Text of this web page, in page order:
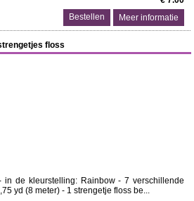
Meer informatie
floss
in de kleurstelling: Rainbow - 7 verschillende
yd (8 meter) - 1 strengetje floss be...